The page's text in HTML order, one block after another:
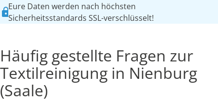
Eure Daten werden nach höchsten
Sicherheitsstandards SSL-verschlüsselt!
Häufig gestellte Fragen zur
Textilreinigung in Nienburg
(Saale)